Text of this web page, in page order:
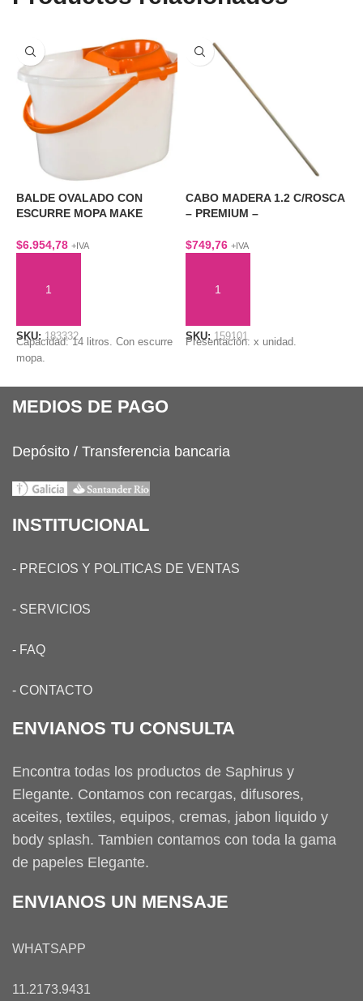
BALDE OVALADO CON
ESCURRE MOPA MAKE
$6.954,78 +IVA
SKU: 183332
Capacidad: 14 litros. Con escurre
mopa.
CABO MADERA 1.2 C/ROSCA
– PREMIUM –
$749,76 +IVA
SKU: 159101
Presentación: x unidad.
MEDIOS DE PAGO
Depósito / Transferencia bancaria
INSTITUCIONAL
- PRECIOS Y POLITICAS DE VENTAS
- SERVICIOS
- FAQ
- CONTACTO
ENVIANOS TU CONSULTA
Encontra todas los productos de Saphirus y
Elegante. Contamos con recargas, difusores,
aceites, textiles, equipos, cremas, jabon liquido y
body splash. Tambien contamos con toda la gama
de papeles Elegante.
ENVIANOS UN MENSAJE
WHATSAPP
11.2173.9431